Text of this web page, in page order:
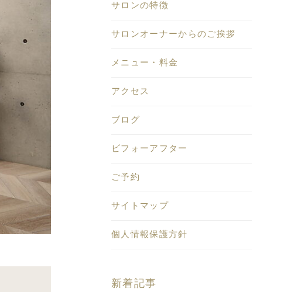
サロンの特徴
サロンオーナーからのご挨拶
メニュー・料金
アクセス
ブログ
ビフォーアフター
ご予約
サイトマップ
個人情報保護方針
新着記事